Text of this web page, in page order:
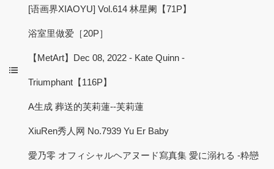
[语画界XIAOYU] Vol.614 林星阑【71P】
浴室里做爱［20P］
【MetArt】Dec 08, 2022 - Kate Quinn -
Triumphant【116P】
A生成 葬送的芙莉蓮--芙莉蓮
XiuRen秀人网 No.7939 Yu Er Baby
愛乃零 オフィシャルヘアヌード寫真集 愛に溺れる -粋戀